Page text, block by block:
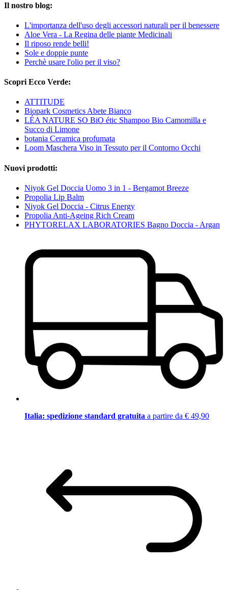
Il nostro blog:
L'importanza dell'uso degli accessori naturali per il benessere
Aloe Vera - La Regina delle piante Medicinali
Il riposo rende belli!
Sole e doppie punte
Perchè usare l'olio per il viso?
Scopri Ecco Verde:
ATTITUDE
Biopark Cosmetics Abete Bianco
LÉA NATURE SO BiO étic Shampoo Bio Camomilla e
Succo di Limone
botania Ceramica profumata
Loom Maschera Viso in Tessuto per il Contorno Occhi
Nuovi prodotti:
Niyok Gel Doccia Uomo 3 in 1 - Bergamot Breeze
Propolia Lip Balm
Niyok Gel Doccia - Citrus Energy
Propolia Anti-Ageing Rich Cream
PHYTORELAX LABORATORIES Bagno Doccia - Argan
Italia: spedizione standard gratuita a partire da € 49,90